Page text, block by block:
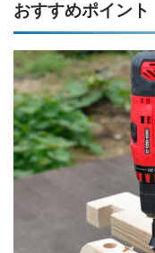
おすすめポイント